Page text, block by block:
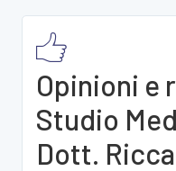
Opinioni e
Studio
Dott.